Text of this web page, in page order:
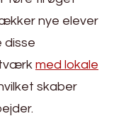
nye elever
disse
med lokale
skaber